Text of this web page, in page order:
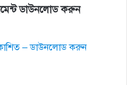
ডাউনলোড করুন
– ডাউনলোড করুন